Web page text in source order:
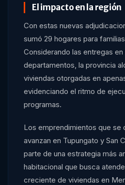
El impacto en la región
Con estas nuevas
sumó 29 hogares para
Considerando las entregas
departamentos, la provincia
viviendas otorgadas en
evidenciando el ritmo de
programas.
Los emprendimientos que se
avanzan en Tupungato y San
parte de una estrategia más
habitacional que busca
creciente de viviendas en